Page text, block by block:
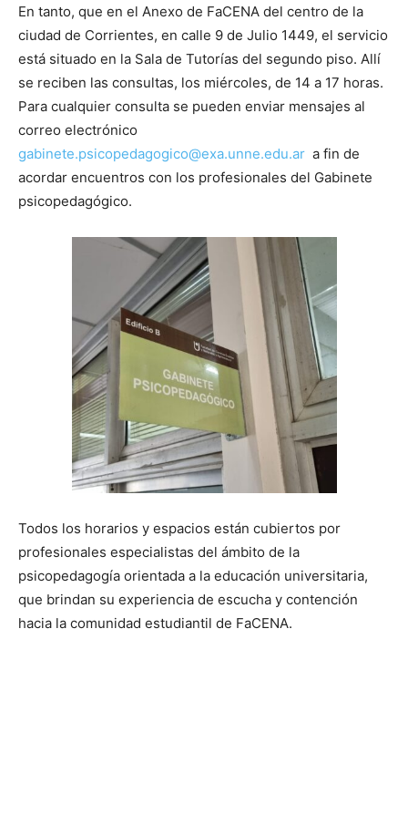
En tanto, que en el Anexo de FaCENA del centro de la
ciudad de Corrientes, en calle 9 de Julio 1449, el servicio
está situado en la Sala de Tutorías del segundo piso. Allí
se reciben las consultas, los miércoles, de 14 a 17 horas.
Para cualquier consulta se pueden enviar mensajes al
correo electrónico
gabinete.psicopedagogico@exa.unne.edu.ar a fin de
acordar encuentros con los profesionales del Gabinete
psicopedagógico.
Todos los horarios y espacios están cubiertos por
profesionales especialistas del ámbito de la
psicopedagogía orientada a la educación universitaria,
que brindan su experiencia de escucha y contención
hacia la comunidad estudiantil de FaCENA.